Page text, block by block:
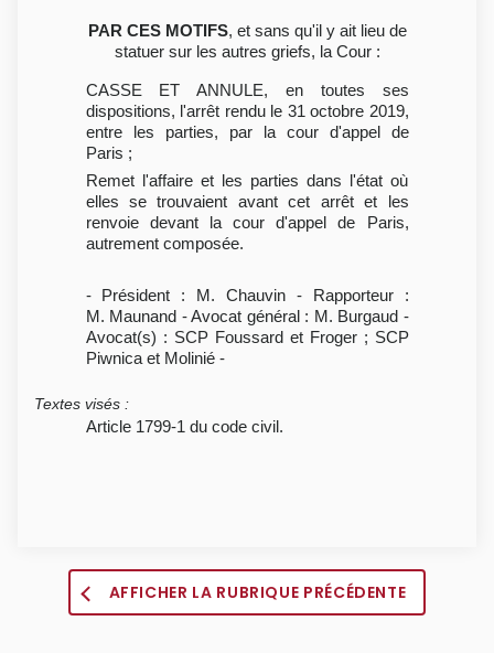
PAR CES MOTIFS, et sans qu'il y ait lieu de
statuer sur les autres griefs, la Cour :
CASSE ET ANNULE, en toutes ses
dispositions, l'arrêt rendu le 31 octobre 2019,
entre les parties, par la cour d'appel de
Paris ;
Remet l'affaire et les parties dans l'état où
elles se trouvaient avant cet arrêt et les
renvoie devant la cour d'appel de Paris,
autrement composée.
- Président : M. Chauvin - Rapporteur :
M. Maunand - Avocat général : M. Burgaud -
Avocat(s) : SCP Foussard et Froger ; SCP
Piwnica et Molinié -
Textes visés :
Article 1799-1 du code civil.
AFFICHER LA RUBRIQUE PRÉCÉDENTE